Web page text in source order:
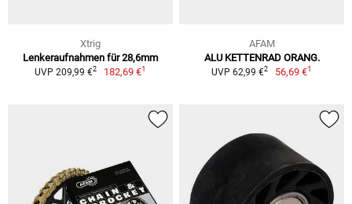
Xtrig
Lenkeraufnahmen für 28,6mm
UVP 209,99 €2 182,69 €1
AFAM
ALU KETTENRAD ORANG.
UVP 62,99 €2 56,69 €1